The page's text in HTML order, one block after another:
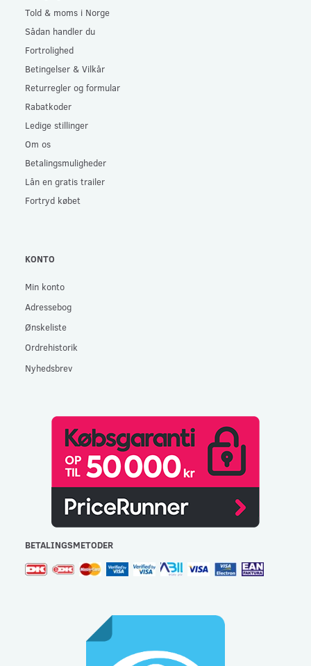
Told & moms i Norge
Sådan handler du
Fortrolighed
Betingelser & Vilkår
Returregler og formular
Rabatkoder
Ledige stillinger
Om os
Betalingsmuligheder
Lån en gratis trailer
Fortryd købet
KONTO
Min konto
Adressebog
Ønskeliste
Ordrehistorik
Nyhedsbrev
BETALINGSMETODER